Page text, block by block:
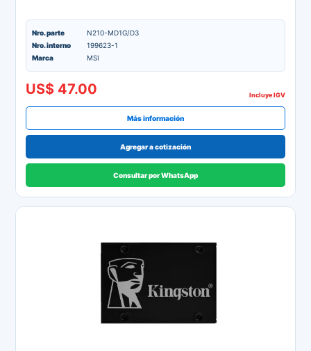
Nro. parte
N210-MD1G/D3
Nro. interno
199623-1
Marca
MSI
US$ 47.00 Incluye IGV
Más información
Agregar a cotización
Consultar por WhatsApp